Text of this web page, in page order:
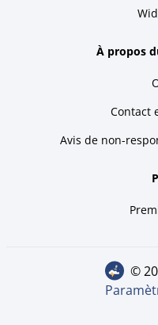
À propos
Contact
Avis de non-
©